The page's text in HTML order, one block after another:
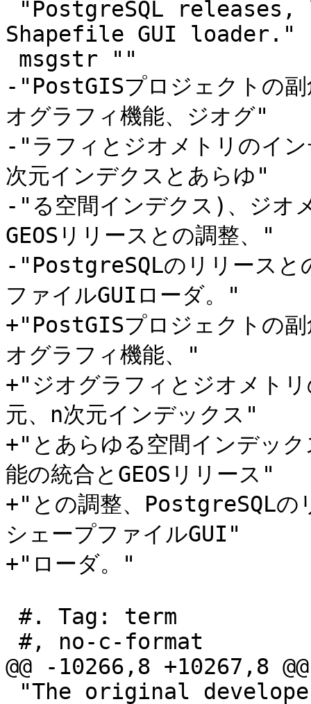
Shapefile GUI loader."
-"PostGISプロジェクトの副
オグラフィ機能、ジオグ"
-"ラフィとジオメトリのイ
次元インデクスとあらゆ"
-"る空間インデクス)、ジオ
GEOSリリースとの調整、"
-"PostgreSQLのリリースと
ファイルGUIローダ。"
+"PostGISプロジェクトの副
オグラフィ機能、"
+"ジオグラフィとジオメト
元、n次元インデックス"
+"とあらゆる空間インデック
能の統合とGEOSリリース"
+"との調整、PostgreSQLの
シェープファイルGUI"
+"ローダ。"
@@ -10266,8 +10267,8